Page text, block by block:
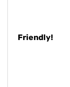
Friendly!